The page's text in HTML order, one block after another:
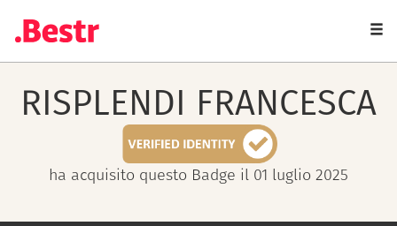
RISPLENDI FRANCESCA
ha acquisito questo Badge il 01 luglio 2025